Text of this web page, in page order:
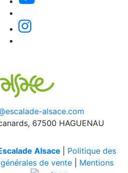
alsace.com
67500 HAGUENAU
Alsace
Politique des
de vente| Mentions